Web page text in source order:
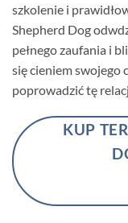
szkolenie i
Shepherd Dog
pełnego zaufania i
się cieniem swojego
poprowadzić tę
KUP